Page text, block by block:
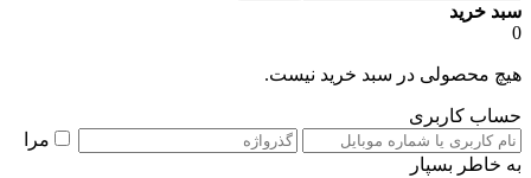
سبد خرید
0
هیچ محصولی در سبد خرید نیست.
حساب کاربری
مرا
به خاطر بسپار